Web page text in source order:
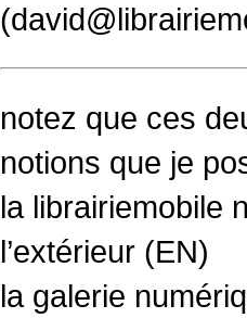
notez que ces
notions que je
la librairiemobile
l’extérieur (EN)
la galerie